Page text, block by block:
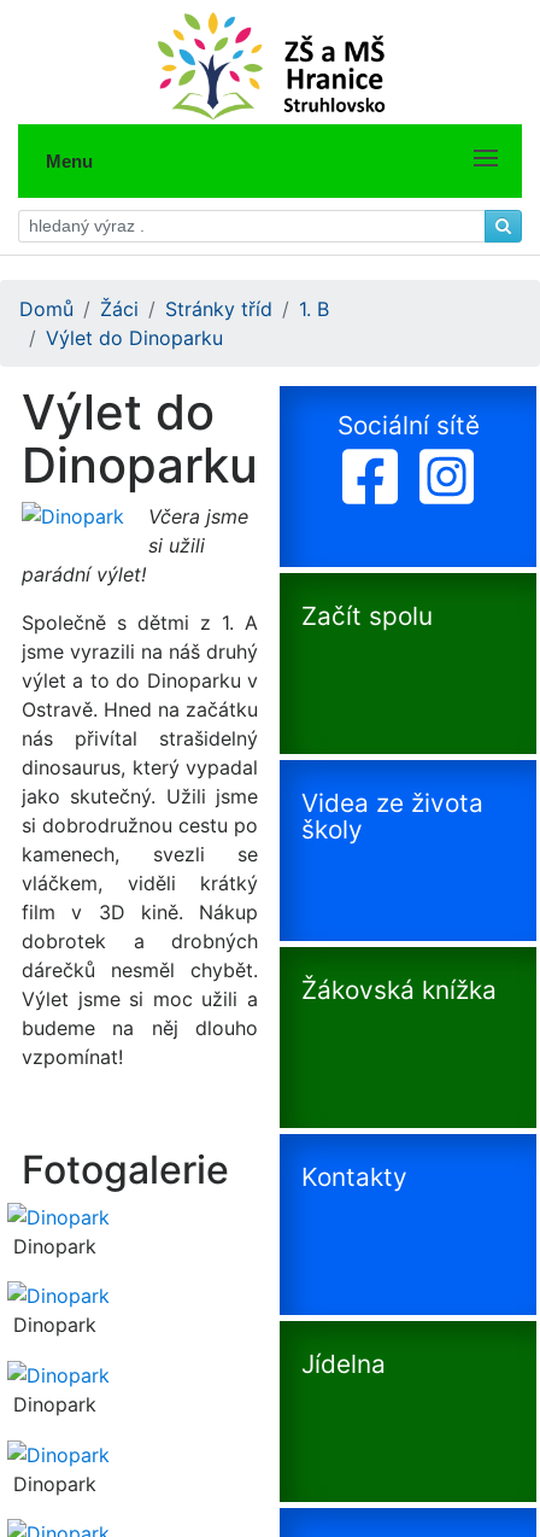
Menu
Domů Žáci Stránky tříd
1. B
Výlet do Dinoparku
Výlet do
Dinoparku
Včera jsme
si užili
parádní výlet!
Společně s dětmi z 1. A
jsme vyrazili na náš druhý
výlet a to do Dinoparku v
Ostravě. Hned na začátku
nás přivítal strašidelný
dinosaurus, který vypadal
jako skutečný. Užili jsme
si dobrodružnou cestu po
kamenech, svezli se
vláčkem, viděli krátký
film v 3D kině. Nákup
dobrotek a drobných
dárečků nesměl chybět.
Výlet jsme si moc užili a
budeme na něj dlouho
vzpomínat!
Fotogalerie
Dinopark
Dinopark
Dinopark
Dinopark
Sociální sítě
Začít spolu
Videa ze života
školy
Žákovská knížka
Kontakty
Jídelna